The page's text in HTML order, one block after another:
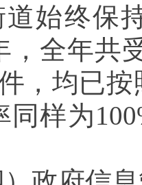
道始终保
，全年共
，均已按
同样为